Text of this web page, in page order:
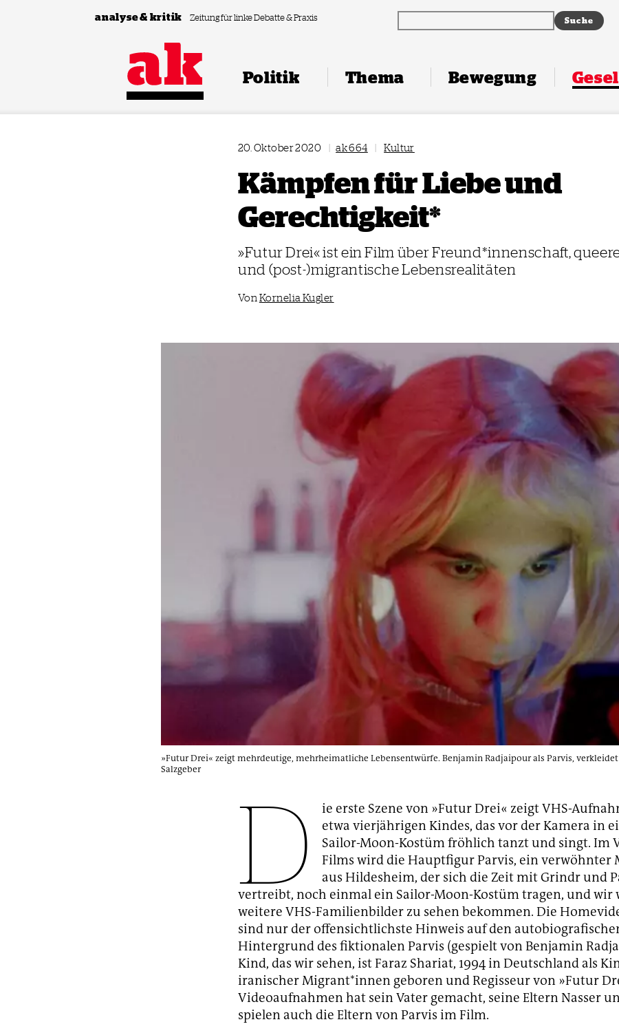
Zum Inhalt springen
analyse & kritik Zeitung für linke Debatte & Praxis
Politik Thema Bewegung
20. Oktober 2020 | ak 664 | Kultur
Kämpfen für Liebe und
Gerechtigkeit*
»Futur Drei« ist ein Film über Freund*innenschaft,
und (post-)migrantische Lebensrealitäten
VonKornelia Kugler
»Futur Drei« zeigt mehrdeutige, mehrheimatliche Lebensentwürfe. Benjamin Radjaipour als Parvis,
Salzgeber
D
ie erste Szene von »Futur Drei« zeigt VHS-
etwa vierjährigen Kindes, das vor der Kamera in
Sailor-Moon-Kostüm fröhlich tanzt und singt. Im
Films wird die Hauptfigur Parvis, ein verwöhnter
aus Hildesheim, der sich die Zeit mit Grindr und
vertreibt, noch einmal ein Sailor-Moon-Kostüm tragen, und wir
weitere VHS-Familienbilder zu sehen bekommen. Die
sind nur der offensichtlichste Hinweis auf den
Hintergrund des fiktionalen Parvis (gespielt von Benjamin
Kind, das wir sehen, ist Faraz Shariat, 1994 in Deutschland als
iranischer Migrant*innen geboren und Regisseur von »Futur
Videoaufnahmen hat sein Vater gemacht, seine Eltern Nasser
spielen auch die Eltern von Parvis im Film.